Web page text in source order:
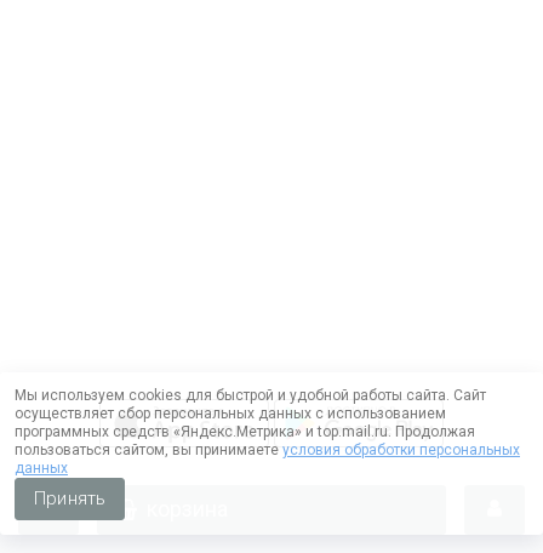
Мы используем cookies для быстрой и удобной работы сайта. Сайт
осуществляет сбор персональных данных с использованием
программных средств «Яндекс.Метрика» и top.mail.ru. Продолжая
пользоваться сайтом, вы принимаете условия обработки персональных
данных
Принять